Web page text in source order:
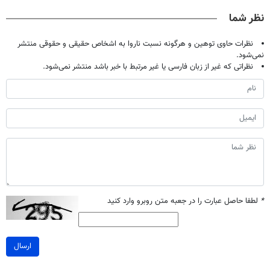
نظر شما
نظرات حاوی توهین و هرگونه نسبت ناروا به اشخاص حقیقی و حقوقی منتشر
نمی‌شود.
نظراتی که غیر از زبان فارسی یا غیر مرتبط با خبر باشد منتشر نمی‌شود.
* لطفا حاصل عبارت را در جعبه متن روبرو وارد کنید
ارسال